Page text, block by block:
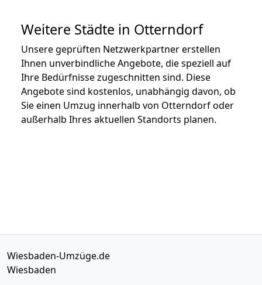
Weitere Städte in Otterndorf
Unsere geprüften Netzwerkpartner erstellen
Ihnen unverbindliche Angebote, die speziell auf
Ihre Bedürfnisse zugeschnitten sind. Diese
Angebote sind kostenlos, unabhängig davon, ob
Sie einen Umzug innerhalb von Otterndorf oder
außerhalb Ihres aktuellen Standorts planen.
Wiesbaden-Umzüge.de
Wiesbaden